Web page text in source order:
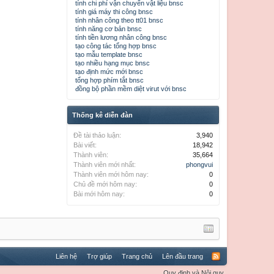
tính chi phí vận chuyển vật liệu bnsc
tính giá máy thi công bnsc
tính nhân công theo tt01 bnsc
tính năng cơ bản bnsc
tính tiền lương nhân công bnsc
tạo công tác tổng hợp bnsc
tạo mẫu template bnsc
tạo nhiều hạng mục bnsc
tạo định mức mới bnsc
tổng hợp phím tắt bnsc
đồng bộ phần mềm diệt virut với bnsc
Thống kê diễn đàn
Đề tài thảo luận:
3,940
Bài viết:
18,942
Thành viên:
35,664
Thành viên mới nhất:
phongvui
Thành viên mới hôm nay:
0
Chủ đề mới hôm nay:
0
Bài mới hôm nay:
0
Liên hệ Trợ giúp Trang chủ Lên đầu trang